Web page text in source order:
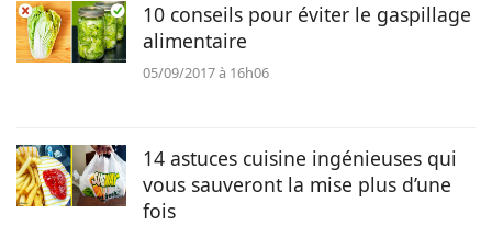
Animaux
10 conseils pour éviter le gaspillage
alimentaire
05/09/2017 à 16h06
14 astuces cuisine ingénieuses qui
vous sauveront la mise plus d’une
fois